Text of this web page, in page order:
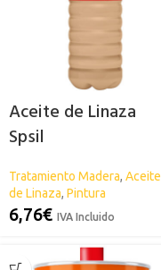
Aceite de Linaza
Spsil
Tratamiento Madera, Aceite
de Linaza, Pintura
6,76€ IVA Incluido